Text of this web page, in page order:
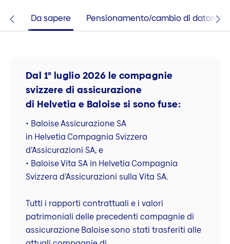
Da sapere Pensionamento/cambio di datore
Dal 1° luglio 2026 le compagnie
svizzere di assicurazione
di Helvetia e Baloise si sono fuse:
• Baloise Assicurazione SA
in Helvetia Compagnia Svizzera
d’Assicurazioni SA, e
• Baloise Vita SA in Helvetia Compagnia
Svizzera d’Assicurazioni sulla Vita SA.
Tutti i rapporti contrattuali e i valori
patrimoniali delle precedenti compagnie di
assicurazione Baloise sono stati trasferiti alle